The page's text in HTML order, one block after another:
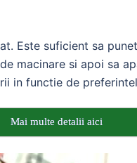
Este suficient sa
macinare si apoi sa
in functie de
Mai multe detalii aici